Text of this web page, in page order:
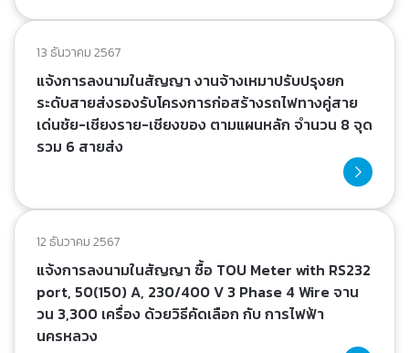
13 ธันวาคม 2567
แจ้งการลงนามในสัญญา งานจ้างเหมาปรับปรุงยก
ระดับสายส่งรองรับโครงการก่อสร้างรถไฟทางคู่สาย
เด่นชัย-เชียงราย-เชียงของ ตามแผนหลัก จำนวน 8 จุด
รวม 6 สายส่ง
12 ธันวาคม 2567
แจ้งการลงนามในสัญญา ซื้อ TOU Meter with RS232
port, 50(150) A, 230/400 V 3 Phase 4 Wire จาน
วน 3,300 เครื่อง ด้วยวิธีคัดเลือก กับ การไฟฟ้า
นครหลวง